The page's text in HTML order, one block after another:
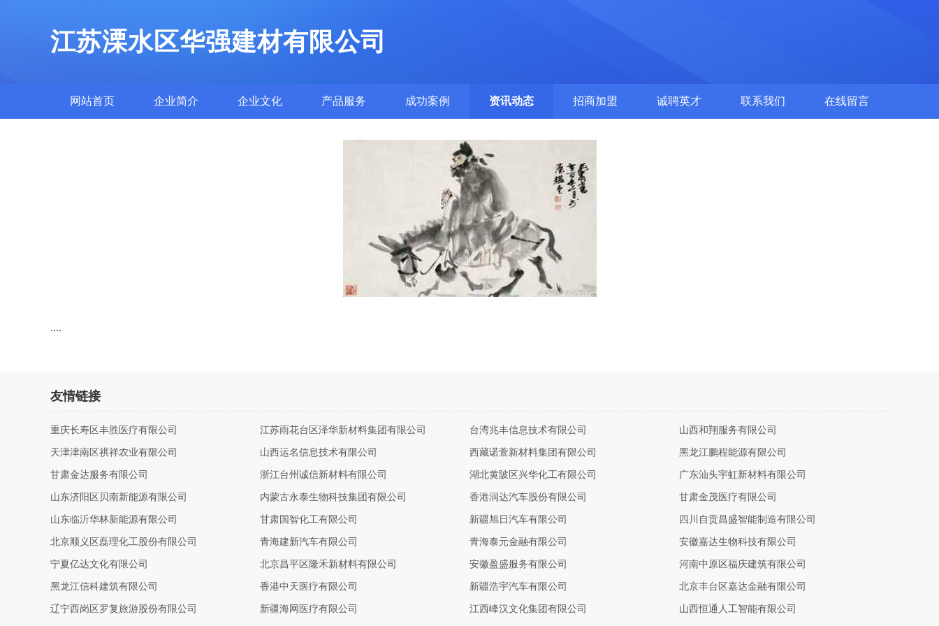
江苏溧水区华强建材有限公司
网站首页 企业简介 企业文化 产品服务 成功案例 资讯动态 招商加盟 诚聘英才 联系我们 在线留言
....
友情链接
重庆长寿区丰胜医疗有限公司 江苏雨花台区泽华新材料集团有限公司 台湾兆丰信息技术有限公司 山西和翔服务有限公司
天津津南区祺祥农业有限公司 山西运名信息技术有限公司 西藏诺萱新材料集团有限公司 黑龙江鹏程能源有限公司
甘肃金达服务有限公司 浙江台州诚信新材料有限公司 湖北黄陂区兴华化工有限公司 广东汕头宇虹新材料有限公司
山东济阳区贝南新能源有限公司 内蒙古永泰生物科技集团有限公司 香港润达汽车股份有限公司 甘肃金茂医疗有限公司
山东临沂华林新能源有限公司 甘肃国智化工有限公司 新疆旭日汽车有限公司 四川自贡昌盛智能制造有限公司
北京顺义区磊理化工股份有限公司 青海建新汽车有限公司 青海泰元金融有限公司 安徽嘉达生物科技有限公司
宁夏亿达文化有限公司 北京昌平区隆禾新材料有限公司 安徽盈盛服务有限公司 河南中原区福庆建筑有限公司
黑龙江信科建筑有限公司 香港中天医疗有限公司 新疆浩宇汽车有限公司 北京丰台区嘉达金融有限公司
辽宁西岗区罗复旅游股份有限公司 新疆海网医疗有限公司 江西峰汉文化集团有限公司 山西恒通人工智能有限公司